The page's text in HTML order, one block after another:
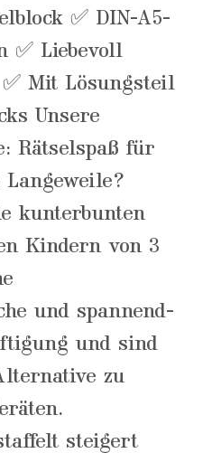
✅ DIN-A5-
✅ Liebevoll
Mit Lösungsteil
Unsere
Rätselspaß für
kunterbunten
Kindern von 3
und spannend-
und sind
zu
steigert